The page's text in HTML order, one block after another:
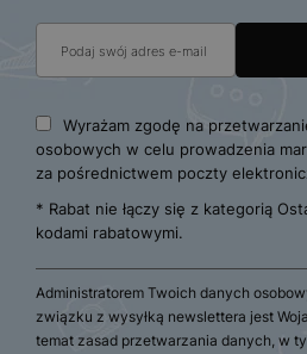
Wyrażam zgodę na
osobowych w celu prowadzenia
za pośrednictwem poczty
* Rabat nie łączy się z kategorią
kodami rabatowymi.
Administratorem Twoich danych
związku z wysyłką newslettera jest
temat zasad przetwarzania danych, w